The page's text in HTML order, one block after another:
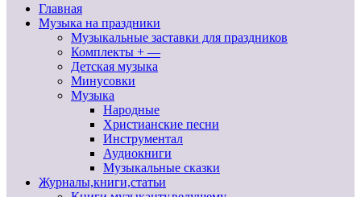
Главная
Музыка на праздники
Музыкальные заставки для праздников
Комплекты + —
Детская музыка
Минусовки
Музыка
Народные
Христианские песни
Инструментал
Аудиокниги
Музыкальные сказки
Журналы,книги,статьи